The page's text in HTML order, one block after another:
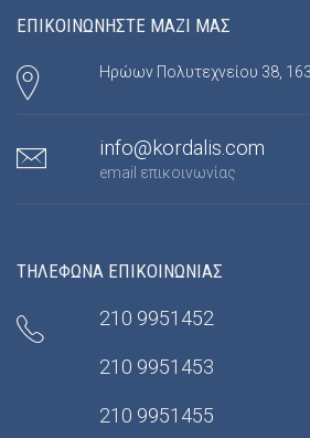
ΕΠΙΚΟΙΝΩΝΗΣΤΕ ΜΑΖΙ ΜΑΣ
Ηρώων Πολυτεχνείου 38,
info@kordalis.com
email επικοινωνίας
ΤΗΛΕΦΩΝΑ ΕΠΙΚΟΙΝΩΝΙΑΣ
210 9951452
210 9951453
210 9951455